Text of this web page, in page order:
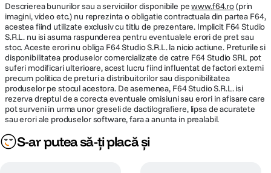
Descrierea bunurilor sau a serviciilor disponibile pewww.f64.ro(prin
imagini, video etc.) nu reprezinta o obligatie contractuala din partea F64,
acestea fiind utilizate exclusiv cu titlu de prezentare. Implicit F64 Studio
S.R.L. nu isi asuma raspunderea pentru eventualele erori de pret sau
stoc. Aceste erori nu obliga F64 Studio S.R.L. la nicio actiune. Preturile si
disponibilitatea produselor comercializate de catre F64 Studio SRL pot
suferi modificari ulterioare, acest lucru fiind influentat de factori externi
precum politica de preturi a distribuitorilor sau disponibilitatea
produselor pe stocul acestora. De asemenea, F64 Studio S.R.L. isi
rezerva dreptul de a corecta eventuale omisiuni sau erori in afisare care
pot surveni in urma unor greseli de dactilografiere, lipsa de acuratete
sau erori ale produselor software, fara a anunta in prealabil.
S-ar putea să-ți placă și